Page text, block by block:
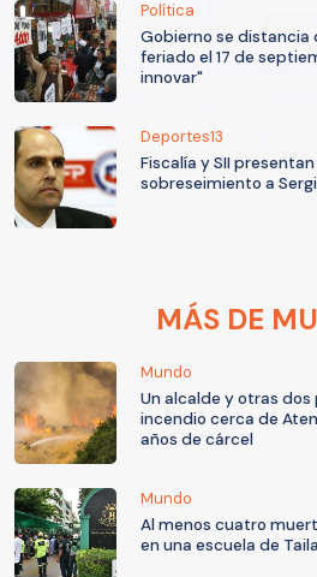
Política
Gobierno se
feriado el 17 de
innovar"
Deportes13
Fiscalía y SII
sobreseimiento a
MÁS DE
Mundo
Un alcalde y otras
incendio cerca de
años de cárcel
Mundo
Al menos cuatro
en una escuela de